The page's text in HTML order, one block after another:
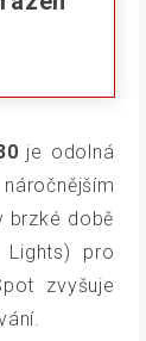
je odolná
brzké době
Lights) pro
zvyšuje